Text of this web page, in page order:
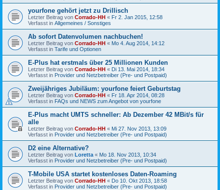
yourfone gehört jetzt zu Drillisch
Letzter Beitrag von Corrado-HH « Fr 2. Jan 2015, 12:58
Verfasst in Allgemeines / Sonstiges
Ab sofort Datenvolumen nachbuchen!
Letzter Beitrag von Corrado-HH « Mo 4. Aug 2014, 14:12
Verfasst in Tarife und Optionen
E-Plus hat erstmals über 25 Millionen Kunden
Letzter Beitrag von Corrado-HH « Di 13. Mai 2014, 18:34
Verfasst in Provider und Netzbetreiber (Pre- und Postpaid)
Zweijähriges Jubiläum: yourfone feiert Geburtstag
Letzter Beitrag von Corrado-HH « Fr 18. Apr 2014, 08:28
Verfasst in FAQs und NEWS zum Angebot von yourfone
E-Plus macht UMTS schneller: Ab Dezember 42 MBit/s für
alle
Letzter Beitrag von Corrado-HH « Mi 27. Nov 2013, 13:09
Verfasst in Provider und Netzbetreiber (Pre- und Postpaid)
D2 eine Alternative?
Letzter Beitrag von Loretta « Mo 18. Nov 2013, 10:34
Verfasst in Provider und Netzbetreiber (Pre- und Postpaid)
T-Mobile USA startet kostenloses Daten-Roaming
Letzter Beitrag von Corrado-HH « Do 10. Okt 2013, 18:58
Verfasst in Provider und Netzbetreiber (Pre- und Postpaid)